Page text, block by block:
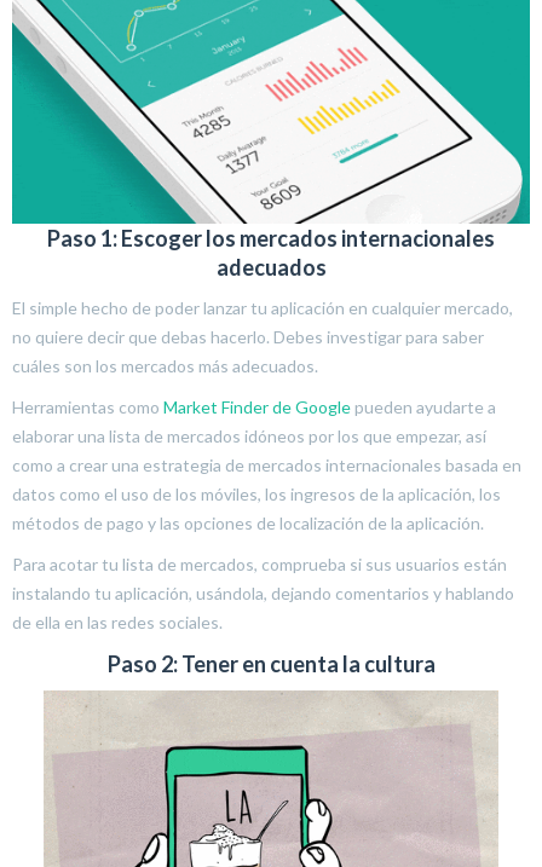
Paso 1: Escoger los mercados internacionales
adecuados
El simple hecho de poder lanzar tu aplicación en cualquier mercado,
no quiere decir que debas hacerlo. Debes investigar para saber
cuáles son los mercados más adecuados.
Herramientas como Market Finder de Google pueden ayudarte a
elaborar una lista de mercados idóneos por los que empezar, así
como a crear una estrategia de mercados internacionales basada en
datos como el uso de los móviles, los ingresos de la aplicación, los
métodos de pago y las opciones de localización de la aplicación.
Para acotar tu lista de mercados, comprueba si sus usuarios están
instalando tu aplicación, usándola, dejando comentarios y hablando
de ella en las redes sociales.
Paso 2: Tener en cuenta la cultura